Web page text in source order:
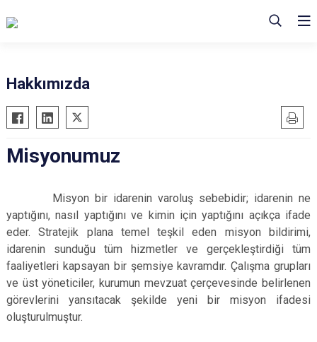
Hakkımızda
Misyonumuz
Misyon bir idarenin varoluş sebebidir; idarenin ne
yaptığını, nasıl yaptığını ve kimin için yaptığını açıkça ifade
eder. Stratejik plana temel teşkil eden misyon bildirimi,
idarenin sunduğu tüm hizmetler ve gerçekleştirdiği tüm
faaliyetleri kapsayan bir şemsiye kavramdır. Çalışma grupları
ve üst yöneticiler, kurumun mevzuat çerçevesinde belirlenen
görevlerini yansıtacak şekilde yeni bir misyon ifadesi
oluşturulmuştur.